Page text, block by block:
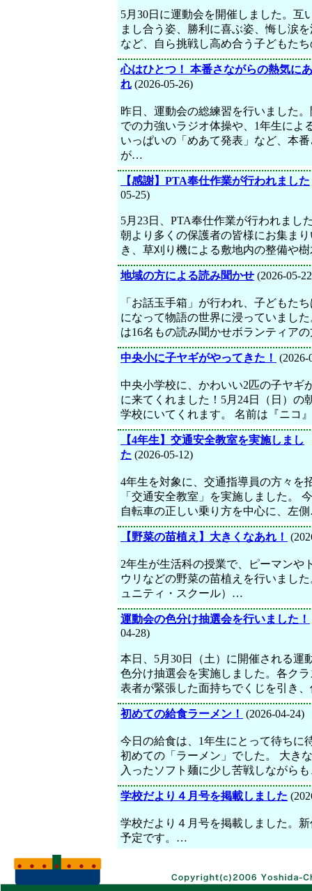
5月30日に運動会を開催しました。互
まし合う姿、勝利に喜ぶ姿、悔し涙
など、自ら挑戦し高め合う子どもた
心はひとつ！ 本番さながらの熱気に
れ (2026-05-26)
昨日、運動会の総練習を行いました
での力強いラジオ体操や、1年生によ
いっぱいの「めあて発表」など、本
が…
【感謝】PTA奉仕作業が行われました
05-25)
5月23日、PTA奉仕作業が行われまし
朝より多くの保護者の皆様にお集ま
き、草刈り機による敷地内の整備や
地域の方による読み聞かせ (2026-05-
「お話玉手箱」が行われ、子どもた
になって物語の世界に浸っていまし
は16名もの読み聞かせボランティア
中央小に子ヤギがやってきた！ (2026-
中央小学校に、かわいい2匹の子ヤギ
に来てくれました！5月24日（日）の
学校にいてくれます。 名前は『ニコ
【4年生】交通安全教室を実施しまし
た (2026-05-12)
4年生を対象に、交通指導員の方々を
「交通安全教室」を実施しました。
自転車の正しい乗り方を中心に、左
【野菜の苗植え】大きくなあれ！
2年生が生活科の授業で、ピーマンや
ウリなどの野菜の苗植えを行いまし
ュニティ・スクール）…
運動会の色分け抽選会を行いました！
04-28)
本日、5月30日（土）に開催される運
色分け抽選会を実施しました。各ク
表者が緊張した面持ちでくじを引き
初めての給食ラーメン！ (2026-04-24)
今日の給食は、1年生にとって待ちに
初めての「ラーメン」でした。 大き
入ったソフト麺に少し苦戦しながら
学校だより４月号を掲載しました
学校だより４月号を掲載しました。
予定です。…